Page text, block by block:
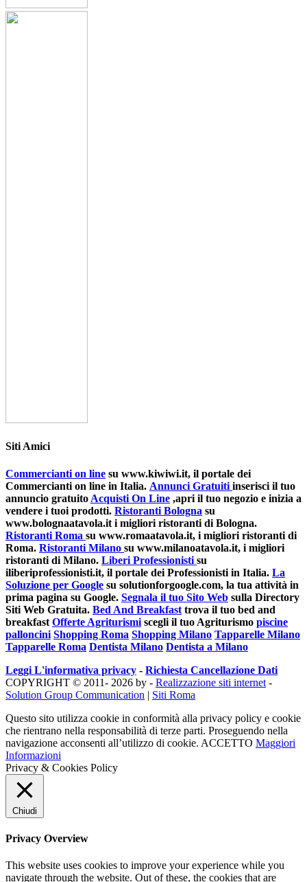
Siti Amici
Commercianti on line su www.kiwiwi.it, il portale dei
Commercianti on line in Italia. Annunci Gratuiti inserisci il tuo
annuncio gratuito Acquisti On Line ,apri il tuo negozio e inizia a
vendere i tuoi prodotti. Ristoranti Bologna su
www.bolognaatavola.it i migliori ristoranti di Bologna.
Ristoranti Roma su www.romaatavola.it, i migliori ristoranti di
Roma. Ristoranti Milano su www.milanoatavola.it, i migliori
ristoranti di Milano. Liberi Professionisti su
iliberiprofessionisti.it, il portale dei Professionisti in Italia. La
Soluzione per Google su solutionforgoogle.com, la tua attività in
prima pagina su Google. Segnala il tuo Sito Web sulla Directory
Siti Web Gratuita. Bed And Breakfast trova il tuo bed and
breakfast Offerte Agriturismi scegli il tuo Agriturismo piscine
palloncini Shopping Roma Shopping Milano Tapparelle Milano
Tapparelle Roma Dentista Milano Dentista a Milano
Leggi L'informativa privacy - Richiesta Cancellazione Dati
COPYRIGHT © 2011- 2026 by - Realizzazione siti internet -
Solution Group Communication | Siti Roma
Questo sito utilizza cookie in conformità alla privacy policy e cookie
che rientrano nella responsabilità di terze parti. Proseguendo nella
navigazione acconsenti all’utilizzo di cookie. ACCETTO Maggiori
Informazioni
Privacy & Cookies Policy
Chiudi
Privacy Overview
This website uses cookies to improve your experience while you
navigate through the website. Out of these, the cookies that are